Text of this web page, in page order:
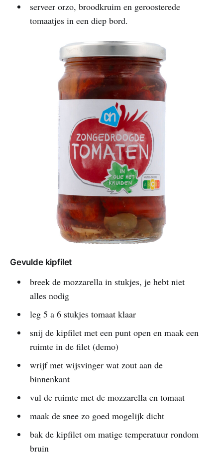
serveer orzo, broodkruim en geroosterede
tomaatjes in een diep bord.
Gevulde kipfilet
breek de mozzarella in stukjes, je hebt niet
alles nodig
leg 5 a 6 stukjes tomaat klaar
snij de kipfilet met een punt open en maak een
ruimte in de filet (demo)
wrijf met wijsvinger wat zout aan de
binnenkant
vul de ruimte met de mozzarella en tomaat
maak de snee zo goed mogelijk dicht
bak de kipfilet om matige temperatuur rondom
bruin